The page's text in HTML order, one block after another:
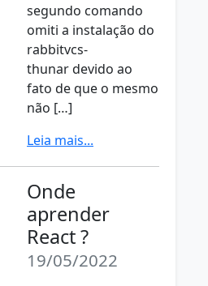
segundo comando
omiti a instalação do
rabbitvcs-
thunar devido ao
fato de que o mesmo
não […]
Leia mais...
Onde
aprender
React ?
19/05/2022